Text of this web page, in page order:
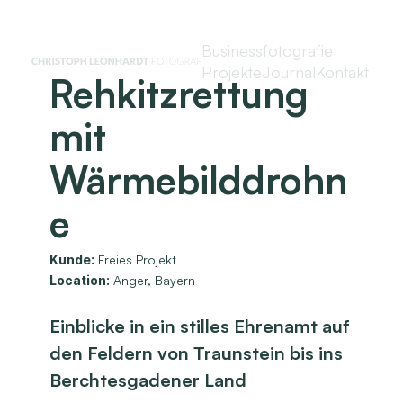
Businessfotografie
ProjekteJournalKontakt
Rehkitzrettung
mit
Wärmebilddrohn
e
Kunde: Freies Projekt
Location: Anger, Bayern
Einblicke in ein stilles Ehrenamt auf
den Feldern von Traunstein bis ins
Berchtesgadener Land